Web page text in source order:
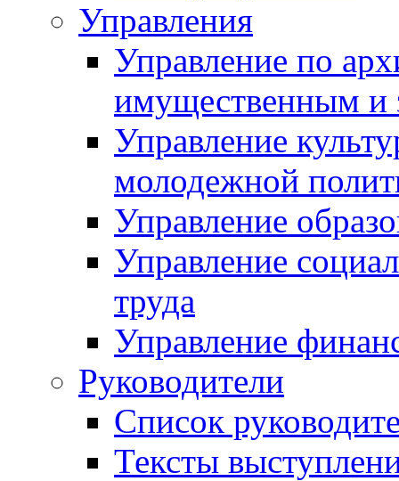
Управления
Управление по
имущественным и
Управление
молодежной
Управление
Управление
труда
Управление
Руководители
Список
Тексты